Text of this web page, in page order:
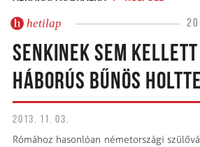
hetilap
SENKINEK SEM
HÁBORÚS BŰNÖS
2013. 11. 03.
Rómához hasonlóan németországi